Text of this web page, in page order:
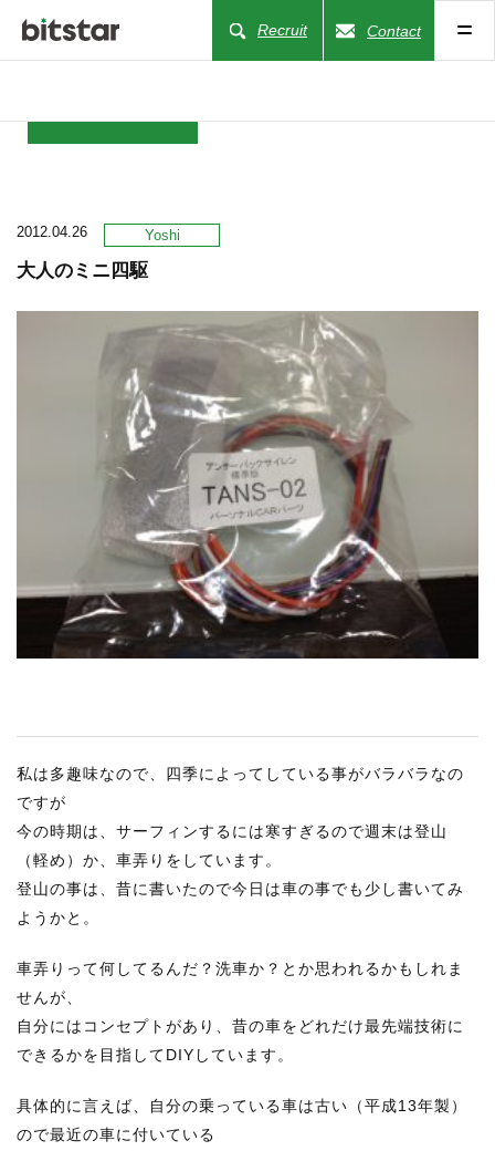
Recruit Contact
COMPANY
BUSINESS
WORKS
ACTION
RECRUIT
STAFF BLOG
CONTACT US
サイトマップ
プライバシーポリシー
2012.04.26 Yoshi
大人のミニ四駆
私は多趣味なので、四季によってしている事がバラバラなの
ですが
今の時期は、サーフィンするには寒すぎるので週末は登山
（軽め）か、車弄りをしています。
登山の事は、昔に書いたので今日は車の事でも少し書いてみ
ようかと。
車弄りって何してるんだ？洗車か？とか思われるかもしれま
せんが、
自分にはコンセプトがあり、昔の車をどれだけ最先端技術に
できるかを目指してDIYしています。
具体的に言えば、自分の乗っている車は古い（平成13年製）
ので最近の車に付いている